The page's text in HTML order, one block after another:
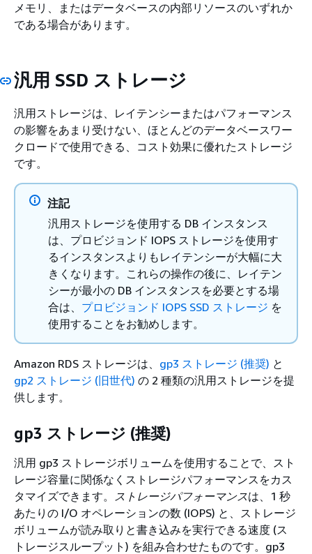
メモリ、またはデータベースの内部リソースのいずれか
である場合があります。
汎用 SSD ストレージ
汎用ストレージは、レイテンシーまたはパフォーマンス
の影響をあまり受けない、ほとんどのデータベースワー
クロードで使用できる、コスト効果に優れたストレージ
です。
注記
汎用ストレージを使用する DB インスタンス
は、プロビジョンド IOPS ストレージを使用す
るインスタンスよりもレイテンシーが大幅に大
きくなります。これらの操作の後に、レイテン
シーが最小の DB インスタンスを必要とする場
合は、 プロビジョンド IOPS SSD ストレージ を
使用することをお勧めします。
Amazon RDS ストレージは、 gp3 ストレージ (推奨) と
gp2 ストレージ (旧世代) の 2 種類の汎用ストレージを提
供します。
gp3 ストレージ (推奨)
汎用 gp3 ストレージボリュームを使用することで、スト
レージ容量に関係なくストレージパフォーマンスをカス
タマイズできます。
ストレージパフォーマンスは、1 秒
あたりの I/O オペレーションの数 (IOPS) と、ストレージ
ボリュームが読み取りと書き込みを実行できる速度 (ス
トレージスループット) を組み合わせたものです。gp3